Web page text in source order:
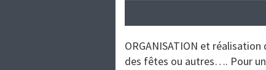
ORGANISATION et
des fêtes ou autres…. Pour